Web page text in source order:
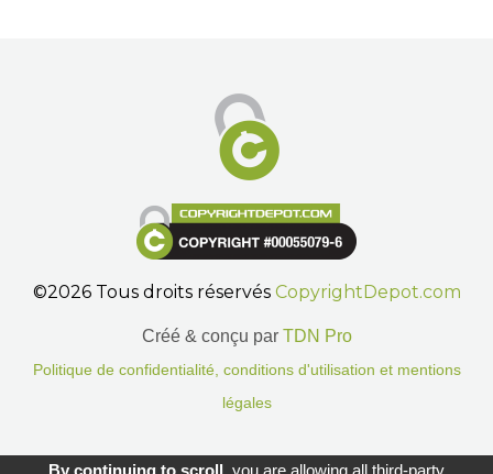
©2026 Tous droits réservés CopyrightDepot.com
Créé & conçu par TDN Pro
Politique de confidentialité, conditions d'utilisation et mentions
légales
Gestion des cookies.
By continuing to scroll, you are allowing all third-party